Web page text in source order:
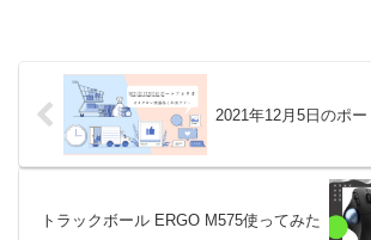
2021年12月5日のポ
トラックボール ERGO M575使ってみた